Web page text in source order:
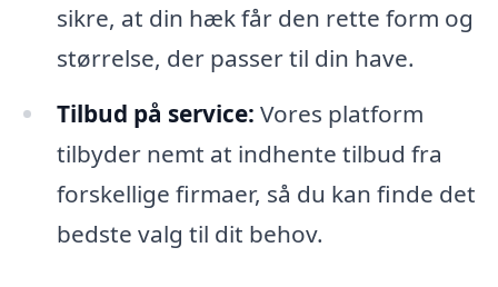
sikre, at din hæk får den rette form og
størrelse, der passer til din have.
Tilbud på service: Vores platform
tilbyder nemt at indhente tilbud fra
forskellige firmaer, så du kan finde det
bedste valg til dit behov.